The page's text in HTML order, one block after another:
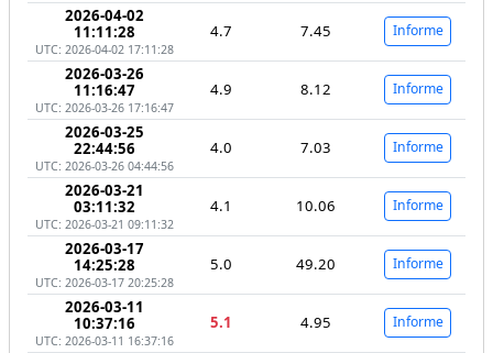
2026-04-02
11:11:28
UTC: 2026-04-02 17:11:28
4.7 7.45 Informe
2026-03-26
11:16:47
UTC: 2026-03-26 17:16:47
4.9 8.12 Informe
2026-03-25
22:44:56
UTC: 2026-03-26 04:44:56
4.0 7.03 Informe
2026-03-21
03:11:32
UTC: 2026-03-21 09:11:32
4.1 10.06 Informe
2026-03-17
14:25:28
UTC: 2026-03-17 20:25:28
5.0 49.20 Informe
2026-03-11
10:37:16
UTC: 2026-03-11 16:37:16
5.1 4.95 Informe